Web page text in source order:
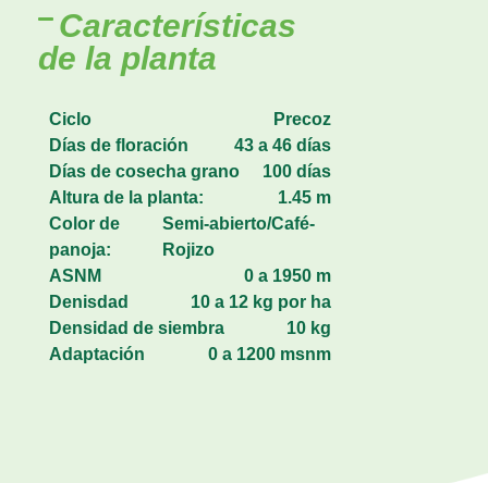
Características
de la planta
Ciclo
Precoz
Días de floración
43 a 46 días
Días de cosecha grano
100 días
Altura de la planta:
1.45 m
Color de
panoja:
Semi-abierto/Café-
Rojizo
ASNM
0 a 1950 m
Denisdad
10 a 12 kg por ha
Densidad de siembra
10 kg
Adaptación
0 a 1200 msnm